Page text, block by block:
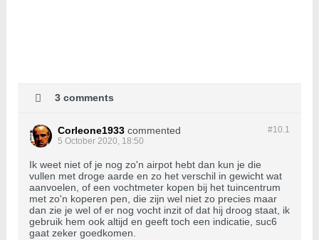
3 comments
#10.1
Corleone1933 commented
5 October 2020, 18:50
Ik weet niet of je nog zo'n airpot hebt dan kun je die
vullen met droge aarde en zo het verschil in gewicht wat
aanvoelen, of een vochtmeter kopen bij het tuincentrum
met zo'n koperen pen, die zijn wel niet zo precies maar
dan zie je wel of er nog vocht inzit of dat hij droog staat, ik
gebruik hem ook altijd en geeft toch een indicatie, suc6
gaat zeker goedkomen.